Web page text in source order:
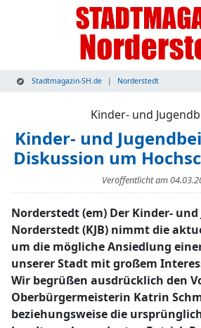
Stadtmagazin-SH.de Norderstedt
Kinder- und
Kinder- und
Diskussion um
Veröffentlicht am
Norderstedt (em) Der Kinder-
Norderstedt (KJB) nimmt die
um die mögliche Ansiedlung
unserer Stadt mit großem
Wir begrüßen ausdrücklich den
Oberbürgermeisterin Katrin
beziehungsweise die